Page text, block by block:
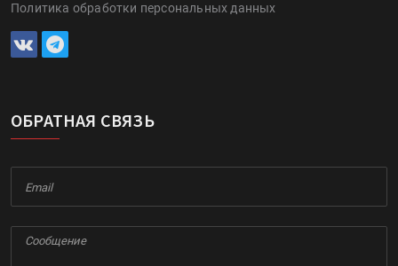
Политика обработки персональных данных
ОБРАТНАЯ СВЯЗЬ